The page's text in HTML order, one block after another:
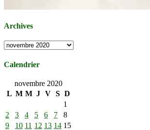
Archives
Archives
Calendrier
novembre 2020
L M M J V S D
1
2
3 4 5 6 7
8
9
10 11 12 13 14 15